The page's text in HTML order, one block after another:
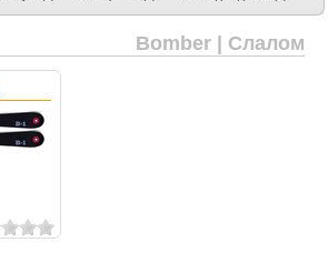
Bomber | Слалом